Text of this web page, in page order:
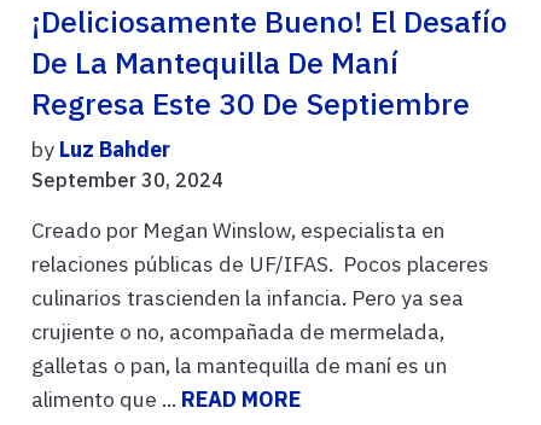
¡Deliciosamente Bueno! El Desafío
De La Mantequilla De Maní
Regresa Este 30 De Septiembre
by Luz Bahder
September 30, 2024
Creado por Megan Winslow, especialista en
relaciones públicas de UF/IFAS. Pocos placeres
culinarios trascienden la infancia. Pero ya sea
crujiente o no, acompañada de mermelada,
galletas o pan, la mantequilla de maní es un
alimento que ... READ MORE